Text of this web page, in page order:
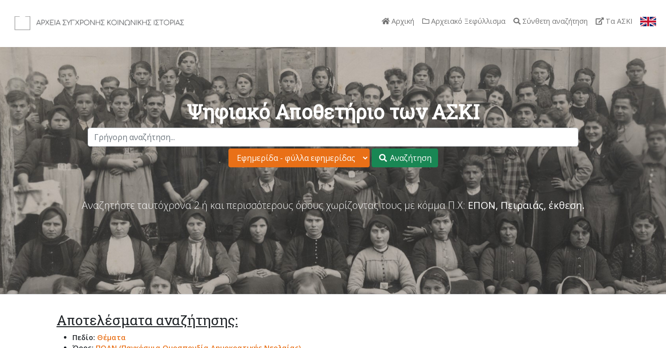
Αρχική Αρχειακό Ξεφύλλισμα Σύνθετη αναζήτηση Τα ΑΣΚΙ
Ψηφιακό Αποθετήριο των ΑΣΚΙ
Αναζήτηση
Αναζητήστε ταυτόχρονα 2 ή και περισσότερους όρους χωρίζοντας τους με κόμμα Π.Χ: ΕΠΟΝ, Πειραιάς, έκθεση.
Αποτελέσματα αναζήτησης:
Πεδίο: Θέματα